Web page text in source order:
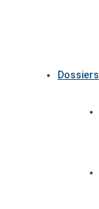
Dossiers